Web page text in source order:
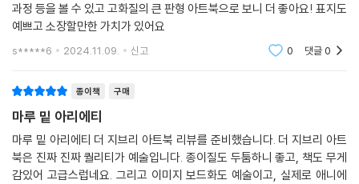
과정 등을 볼 수 있고 고화질의 큰 판형 아트북으로 보니 더 좋아요! 표지도
예쁘고 소장할만한 가치가 있어요
s*****6 2024.11.09. 신고 0 댓글0
종이책 구매
마루 밑 아리에티
마루 밑 아리에티 더 지브리 아트북 리뷰를 준비했습니다. 더 지브리 아트
북은 진짜 진짜 퀄리티가 예술입니다. 종이질도 두툼하니 좋고, 책도 무게
감있어 고급스럽네요. 그리고 이미지 보드화도 예술이고, 실제로 애니에